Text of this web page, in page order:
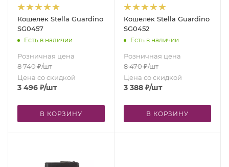
Кошелёк Stella Guardino
SG0457
Есть в наличии
Розничная цена
8 740₽/шт
Цена со скидкой
3 496 ₽/шт
В КОРЗИНУ
Кошелёк Stella Guardino
SG0452
Есть в наличии
Розничная цена
8 470₽/шт
Цена со скидкой
3 388 ₽/шт
В КОРЗИНУ